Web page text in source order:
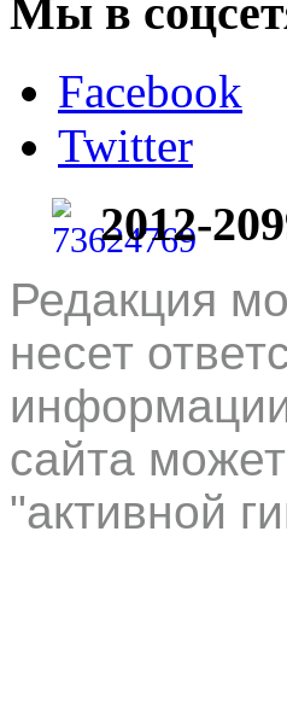
Мы в
Facebook
Twitter
2012-
Редакция
несет
сайта
"активной